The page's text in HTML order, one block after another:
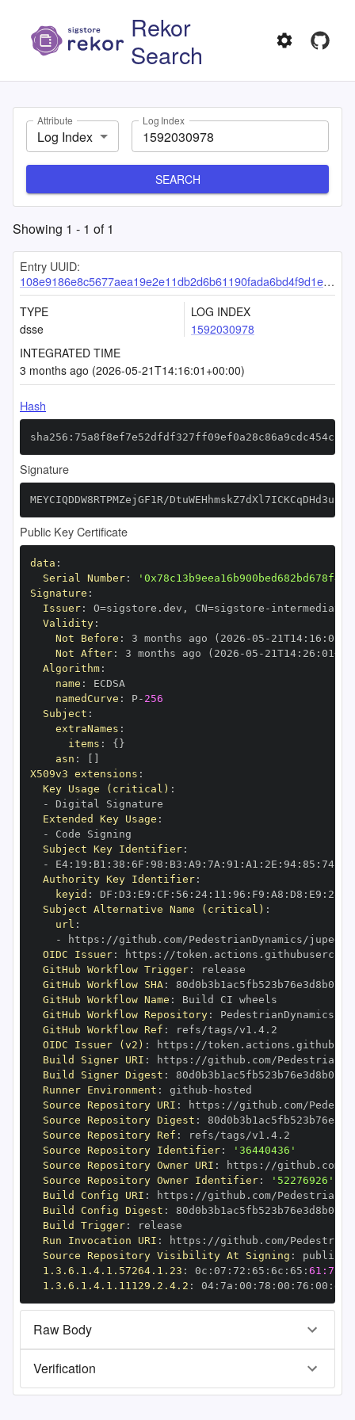
Rekor
Search
Attribute
Log Index
Log Index
SEARCH
Showing 1 - 1 of1
Entry UUID:
108e9186e8c5677aea19e2e11db2d6b61190fada6bd4f9d1ea400056414f97ad34635587f80f10de
TYPE
dsse
LOG INDEX
1592030978
INTEGRATED TIME
3 months ago (2026-05-21T14:16:01+00:00)
Hash
Signature
MEYCIQDDW8RTPMZejGF1R/
Public Key Certificate
data :
Serial Number:
Signature :
Issuer: O=sigstore.dev , CN=sigstore -
Validity:
Not Before : 3 months ago (2026 -05 - 21T14: 16 :
Not After: 3 months ago (2026 -05 - 21T14: 26 : 01+00
Algorithm:
name :
namedCurve : P- 256
Subject :
extraNames :
items : { }
asn :
X509v3 extensions :
Key Usage (critical) :
-
Extended Key Usage :
-
Subject Key Identifier:
-
E4: 19 : B1 : 38 : 6F : 98 : B3 : A9 : 7A : 91 : A1 : 2E : 94: 85 : 74:
Authority Key Identifier:
keyid : DF : D3 : E9 : CF : 56 : 24: 11 : 96 : F9 : A8 : D8 : E9 : 28
Subject Alternative Name (critical) :
url :
-
https :
OIDC Issuer: https :
GitHub Workflow Trigger:
GitHub Workflow SHA:
GitHub Workflow Name :
GitHub Workflow Repository:
GitHub Workflow Ref :
OIDC Issuer (v2) : https :
Build Signer URI : https :
Build Signer Digest :
Runner Environment : github -
Source Repository URI : https :
Source Repository Digest :
Source Repository Ref :
Source Repository Identifier:
'36440436'
Source Repository Owner URI : https :
Source Repository Owner Identifier:
'52276926'
Build Config URI : https :
Build Config Digest :
Build Trigger:
Run Invocation URI : https :
Source Repository Visibility At Signing :
1.3.6.1.4.1.57264.1.23 : 0c : 07 : 72 : 65 : 6c : 65 :
1.3.6.1.4.1.11129.2.4.2 : 04: 7a : 00 : 78 : 00 : 76 : 00 : dd
Raw Body
Verification